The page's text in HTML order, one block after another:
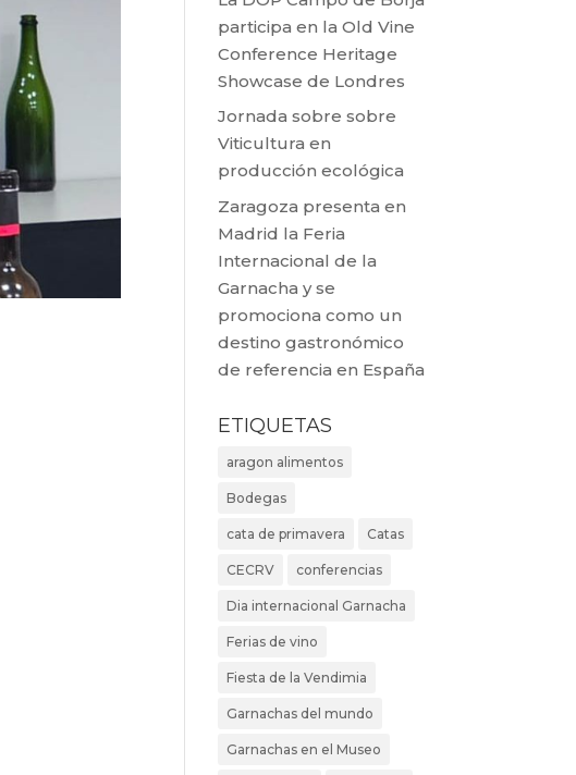
participa en la Old Vine
Conference Heritage
Showcase de Londres
Jornada sobre sobre
Viticultura en
producción ecológica
Zaragoza presenta en
Madrid la Feria
Internacional de la
Garnacha y se
promociona como un
destino gastronómico
de referencia en España
ETIQUETAS
aragon alimentos
Bodegas
cata de primavera Catas
CECRV conferencias
Dia internacional Garnacha
Ferias de vino
Fiesta de la Vendimia
Garnachas del mundo
Garnachas en el Museo